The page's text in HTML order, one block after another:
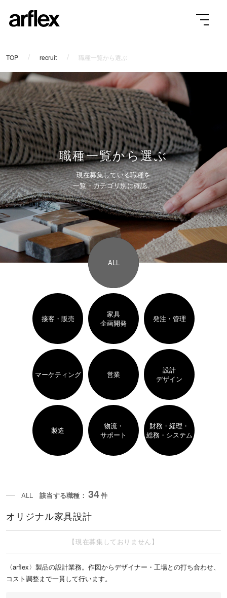
TOP recruit 職種一覧から選ぶ
職種一覧から選ぶ
現在募集している職種を
一覧・カテゴリ別に確認。
ALL
接客・販売
家具
企画開発
発注・管理
マーケティング 営業
設計
デザイン
製造
物流・
サポート
財務・経理・
総務・システム
ALL 該当する職種： 34件
オリジナル家具設計
【現在募集しておりません】
〈arflex〉製品の設計業務。作図からデザイナー・工場との打ち合わせ、
コスト調整まで一貫して行います。